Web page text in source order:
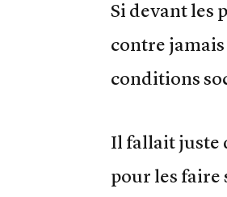
Si devant les
contre
conditions
Il fallait juste
pour les faire